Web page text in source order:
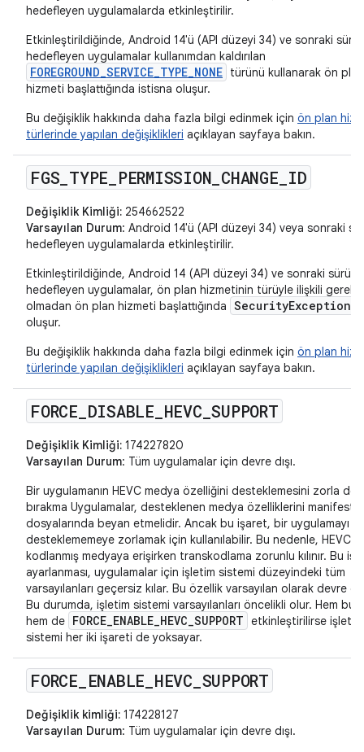
hedefleyen uygulamalarda etkinleştirilir.
Etkinleştirildiğinde, Android 14'ü (API düzeyi 34) ve sonraki
hedefleyen uygulamalar kullanımdan kaldırılan
FOREGROUND_SERVICE_TYPE_NONE türünü kullanarak ön plan
hizmeti başlattığında istisna oluşur.
Bu değişiklik hakkında daha fazla bilgi edinmek için ön plan
türlerinde yapılan değişiklikleri açıklayan sayfaya bakın.
FGS TYPE PERMISSION CHANGE ID
Değişiklik Kimliği: 254662522
Varsayılan Durum: Android 14'ü (API düzeyi 34) veya sonraki
hedefleyen uygulamalarda etkinleştirilir.
Etkinleştirildiğinde, Android 14 (API düzeyi 34) ve sonraki
hedefleyen uygulamalar, ön plan hizmetinin türüyle ilişkili gerekli
olmadan ön plan hizmeti başlattığında SecurityException
oluşur.
Bu değişiklik hakkında daha fazla bilgi edinmek için ön plan
türlerinde yapılan değişiklikleri açıklayan sayfaya bakın.
FORCE DISABLE HEVC _SUPPORT
Değişiklik Kimliği: 174227820
Varsayılan Durum: Tüm uygulamalar için devre dışı.
Bir uygulamanın HEVC medya özelliğini desteklemesini zorla
bırakma Uygulamalar, desteklenen medya özelliklerini manifest
dosyalarında beyan etmelidir. Ancak bu işaret, bir uygulamayı
desteklememeye zorlamak için kullanılabilir. Bu nedenle,
kodlanmış medyaya erişirken transkodlama zorunlu kılınır. Bu
ayarlanması, uygulamalar için işletim sistemi düzeyindeki tüm
varsayılanları geçersiz kılar. Bu özellik varsayılan olarak devre
Bu durumda, işletim sistemi varsayılanları öncelikli olur. Hem bu
hem de FORCE_ENABLE_HEVC_SUPPORT etkinleştirilirse işletim
sistemi her iki işareti de yoksayar.
FORCE ENABLE HEVC SUPPORT
Değişiklik kimliği: 174228127
Varsayılan Durum: Tüm uygulamalar için devre dışı.